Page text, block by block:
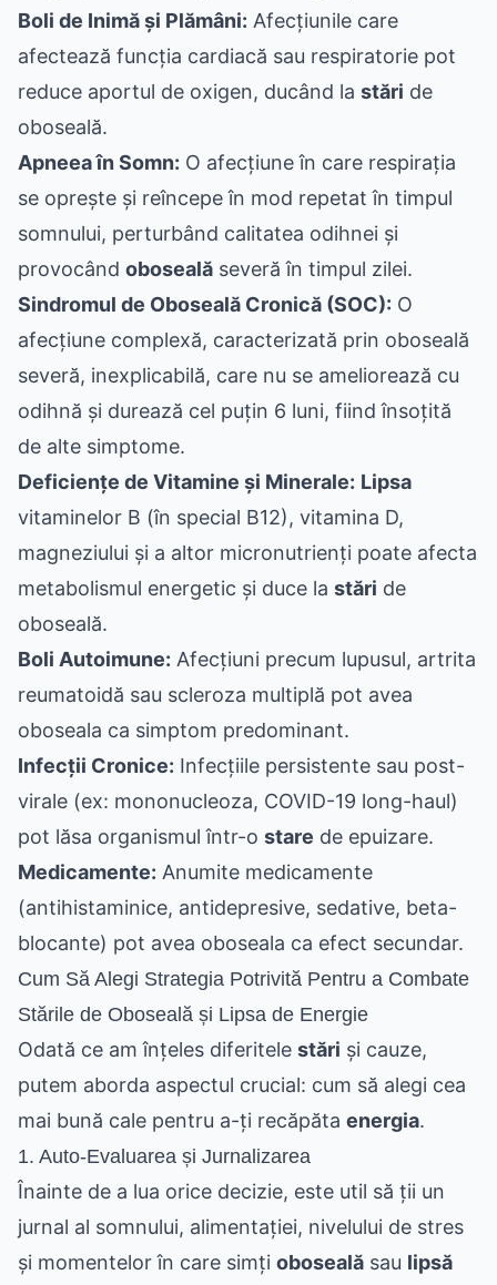
Boli de Inimă și Plămâni: Afecțiunile care
afectează funcția cardiacă sau respiratorie pot
reduce aportul de oxigen, ducând la stări de
oboseală.
Apneea în Somn: O afecțiune în care respirația
se oprește și reîncepe în mod repetat în timpul
somnului, perturbând calitatea odihnei și
provocând oboseală severă în timpul zilei.
Sindromul de Oboseală Cronică (SOC): O
afecțiune complexă, caracterizată prin oboseală
severă, inexplicabilă, care nu se ameliorează cu
odihnă și durează cel puțin 6 luni, fiind însoțită
de alte simptome.
Deficiențe de Vitamine și Minerale: Lipsa
vitaminelor B (în special B12), vitamina D,
magneziului și a altor micronutrienți poate afecta
metabolismul energetic și duce la stări de
oboseală.
Boli Autoimune: Afecțiuni precum lupusul, artrita
reumatoidă sau scleroza multiplă pot avea
oboseala ca simptom predominant.
Infecții Cronice: Infecțiile persistente sau post-
virale (ex: mononucleoza, COVID-19 long-haul)
pot lăsa organismul într-o stare de epuizare.
Medicamente: Anumite medicamente
(antihistaminice, antidepresive, sedative, beta-
blocante) pot avea oboseala ca efect secundar.
Cum Să Alegi Strategia Potrivită Pentru a Combate
Stările de Oboseală și Lipsa de Energie
Odată ce am înțeles diferitele stări și cauze,
putem aborda aspectul crucial: cum să alegi cea
mai bună cale pentru a-ți recăpăta energia.
1. Auto-Evaluarea și Jurnalizarea
Înainte de a lua orice decizie, este util să ții un
jurnal al somnului, alimentației, nivelului de stres
și momentelor în care simți oboseală sau lipsă